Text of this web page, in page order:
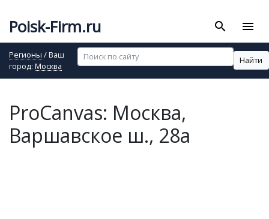
Poisk-Firm.ru search menu
Регионы / Ваш
город: Москва
Найти
ProCanvas: Москва,
Варшавское ш., 28а